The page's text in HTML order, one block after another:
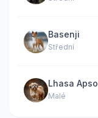
Basenji
Střední
Lhasa Apso
Malé